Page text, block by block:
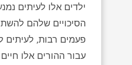
ילדים אלו לעיתים
הסיכויים שלהם
פעמים רבות, לעיתים
עבור ההורים אלו